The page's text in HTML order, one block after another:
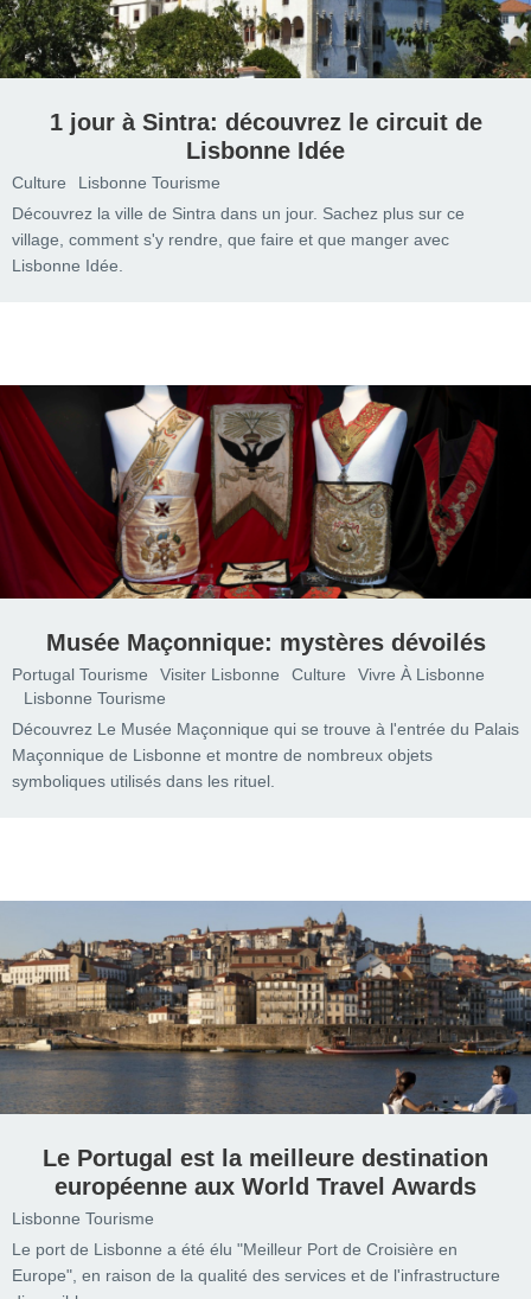
1 jour à Sintra: découvrez le circuit de
Lisbonne Idée
Culture
Lisbonne Tourisme
Découvrez la ville de Sintra dans un jour. Sachez plus sur ce
village, comment s'y rendre, que faire et que manger avec
Lisbonne Idée.
Musée Maçonnique: mystères dévoilés
Portugal Tourisme Visiter Lisbonne Culture
Vivre À Lisbonne
Lisbonne Tourisme
Découvrez Le Musée Maçonnique qui se trouve à l'entrée du Palais
Maçonnique de Lisbonne et montre de nombreux objets
symboliques utilisés dans les rituel.
Le Portugal est la meilleure destination
européenne aux World Travel Awards
Lisbonne Tourisme
Le port de Lisbonne a été élu "Meilleur Port de Croisière en
Europe", en raison de la qualité des services et de l'infrastructure